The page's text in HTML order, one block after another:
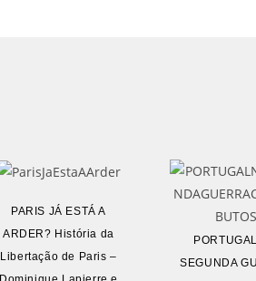
PARIS JÁ ESTÁ A
ARDER? História da
Libertação de Paris –
SEGUNDA